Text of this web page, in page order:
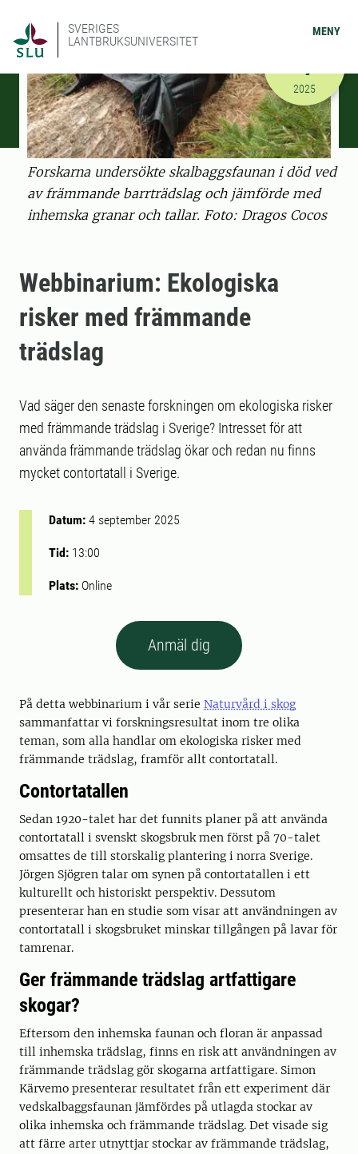
SVERIGES
LANTBRUKSUNIVERSITET
MENY
Forskarna undersökte skalbaggsfaunan i död ved
av främmande barrträdslag och jämförde med
inhemska granar och tallar. Foto: Dragos Cocos
2025-09-
4
2025
Webbinarium: Ekologiska
risker med främmande
trädslag
Vad säger den senaste forskningen om ekologiska risker
med främmande trädslag i Sverige? Intresset för att
använda främmande trädslag ökar och redan nu finns
mycket contortatall i Sverige.
Datum: 4 september 2025
Tid: 13:00
Plats: Online
Anmäl dig
På detta webbinarium i vår serie Naturvård i skog
sammanfattar vi forskningsresultat inom tre olika
teman, som alla handlar om ekologiska risker med
främmande trädslag, framför allt contortatall.
Contortatallen
Sedan 1920-talet har det funnits planer på att använda
contortatall i svenskt skogsbruk men först på 70-talet
omsattes de till storskalig plantering i norra Sverige.
Jörgen Sjögren talar om synen på contortatallen i ett
kulturellt och historiskt perspektiv. Dessutom
presenterar han en studie som visar att användningen av
contortatall i skogsbruket minskar tillgången på lavar för
tamrenar.
Ger främmande trädslag artfattigare
skogar?
Eftersom den inhemska faunan och floran är anpassad
till inhemska trädslag, finns en risk att användningen av
främmande trädslag gör skogarna artfattigare. Simon
Kärvemo presenterar resultatet från ett experiment där
vedskalbaggsfaunan jämfördes på utlagda stockar av
olika inhemska och främmande trädslag. Det visade sig
att färre arter utnyttjar stockar av främmande trädslag,